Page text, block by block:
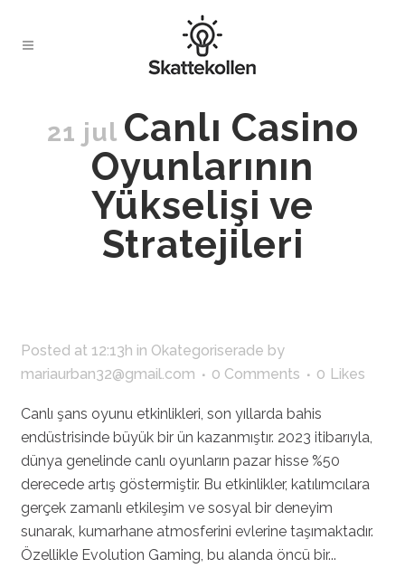
21 jul Canlı Casino
Oyunlarının
Yükselişi ve
Stratejileri
Posted at 12:13h in Okategoriserade by
mariaurban32@gmail.com
0 Comments 0 Likes
Canlı şans oyunu etkinlikleri, son yıllarda bahis
endüstrisinde büyük bir ün kazanmıştır. 2023 itibarıyla,
dünya genelinde canlı oyunların pazar hisse %50
derecede artış göstermiştir. Bu etkinlikler, katılımcılara
gerçek zamanlı etkileşim ve sosyal bir deneyim
sunarak, kumarhane atmosferini evlerine taşımaktadır.
Özellikle Evolution Gaming, bu alanda öncü bir...